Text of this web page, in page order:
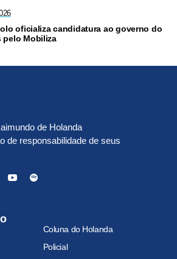
oficializa candidatura ao governo do
pelo Mobiliza
de Holanda
de responsabilidade de seus
Coluna do Holanda
Policial